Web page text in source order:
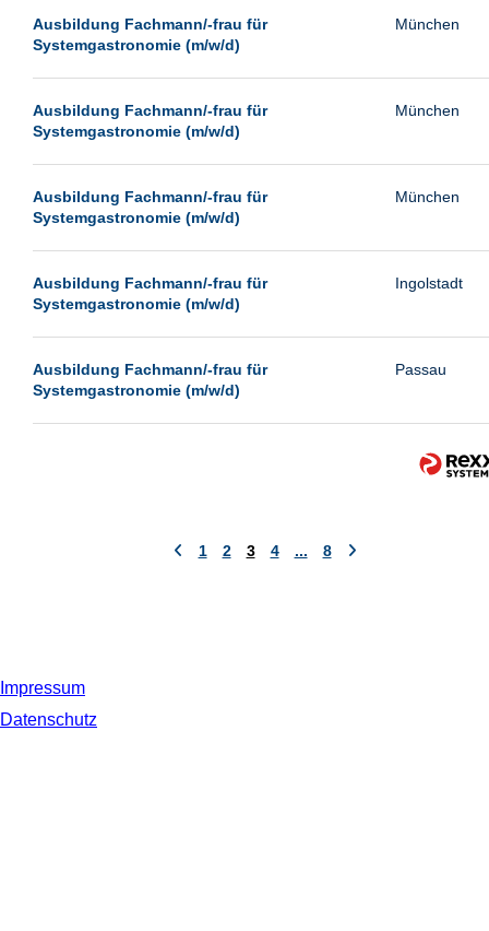
Ausbildung Fachmann/-frau für
Systemgastronomie (m/w/d)
München
Ausbildung Fachmann/-frau für
Systemgastronomie (m/w/d)
München
Ausbildung Fachmann/-frau für
Systemgastronomie (m/w/d)
München
Ausbildung Fachmann/-frau für
Systemgastronomie (m/w/d)
Ingolstadt
Ausbildung Fachmann/-frau für
Systemgastronomie (m/w/d)
Passau
1 2 3 4 ... 8
Impressum
Datenschutz